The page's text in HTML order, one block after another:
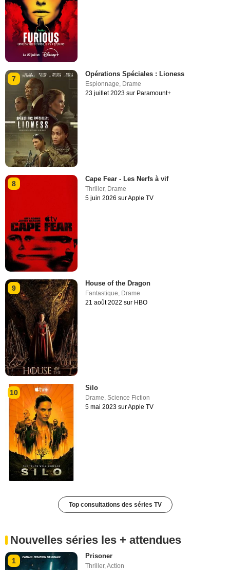
7
Opérations Spéciales : Lioness
Espionnage, Drame
23 juillet 2023 sur Paramount+
8
Cape Fear - Les Nerfs à vif
Thriller, Drame
5 juin 2026 sur Apple TV
9
House of the Dragon
Fantastique, Drame
21 août 2022 sur HBO
10
Silo
Drame,Science Fiction
5 mai 2023 sur Apple TV
Top consultations des séries TV
Nouvelles séries les + attendues
1
Prisoner
Thriller,Action